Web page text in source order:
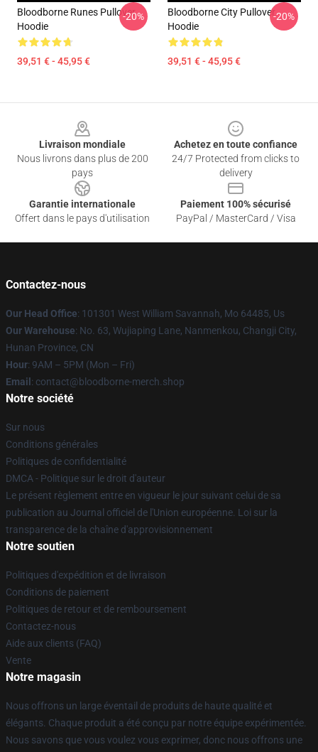
Bloodborne Runes Pullover
Hoodie
39,51 € - 45,95 €
-20%
Bloodborne City Pullover
Hoodie
39,51 € - 45,95 €
-20%
Livraison mondiale
Nous livrons dans plus de 200
pays
Achetez en toute confiance
24/7 Protected from clicks to
delivery
Garantie internationale
Offert dans le pays d'utilisation
Paiement 100% sécurisé
PayPal / MasterCard / Visa
Contactez-nous
Our Head Office: 101301 West William Savannah, Mo 64485, Us
Our Warehouse: No. 63, Wujiaping Lane, Nanmenkou, Changji City,
Hunan Province, CN
Hour: 9AM – 5PM (Mon – Fri)
Email : contact@bloodborne-merch.shop
Notre société
Sur nous
Conditions générales
Politiques de confidentialité
DMCA - Politique sur le droit d'auteur
Le présent règlement entre en vigueur le jour suivant celui de sa
publication au Journal officiel de l'Union européenne. Loi sur la
transparence de la chaîne d'approvisionnement
Notre soutien
Politiques d'expédition et de livraison
Conditions de paiement
Politiques de retour et de remboursement
Contactez-nous
Aide aux clients (FAQ)
Vente
Notre magasin
Nous offrons un large éventail de produits de haute qualité et
élégants. Chaque produit a été conçu par notre équipe expérimentée.
Nous savons que vous voulez vous exprimer, donc nous offrons une